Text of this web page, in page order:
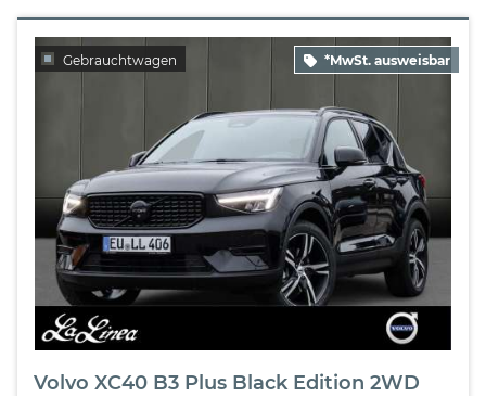
Gebrauchtwagen *MwSt. ausweisbar
Volvo XC40 B3 Plus Black Edition 2WD